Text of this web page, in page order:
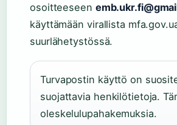
osoitteeseen
käyttämään virallista
suurlähetystössä.
Turvapostin käyttö on
suojattavia henkilötietoja.
oleskelulupahakemuksia.